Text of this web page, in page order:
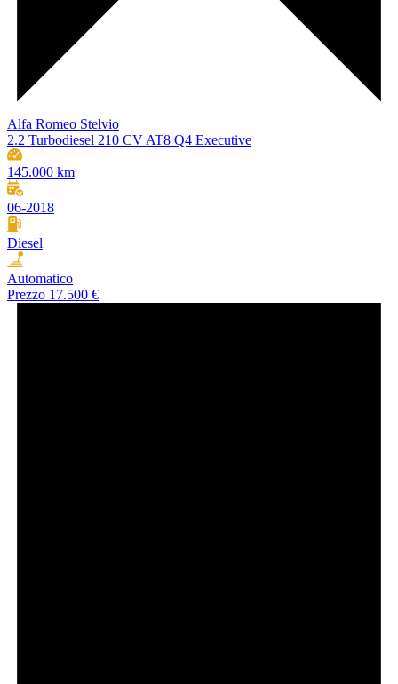
Alfa Romeo Stelvio
2.2 Turbodiesel 210 CV AT8 Q4 Executive
145.000 km
06-2018
Diesel
Automatico
Prezzo 17.500 €